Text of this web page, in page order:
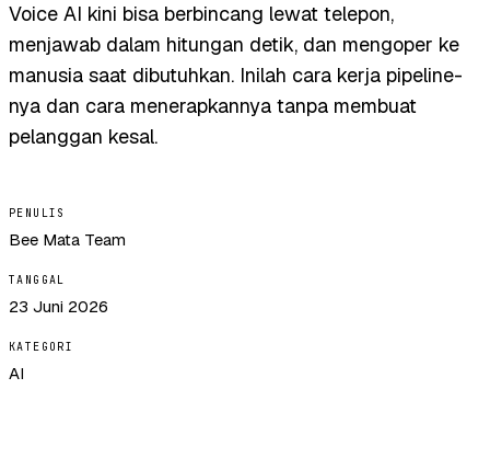
Voice AI kini bisa berbincang lewat telepon,
menjawab dalam hitungan detik, dan mengoper ke
manusia saat dibutuhkan. Inilah cara kerja pipeline-
nya dan cara menerapkannya tanpa membuat
pelanggan kesal.
PENULIS
Bee Mata Team
TANGGAL
23 Juni 2026
KATEGORI
AI